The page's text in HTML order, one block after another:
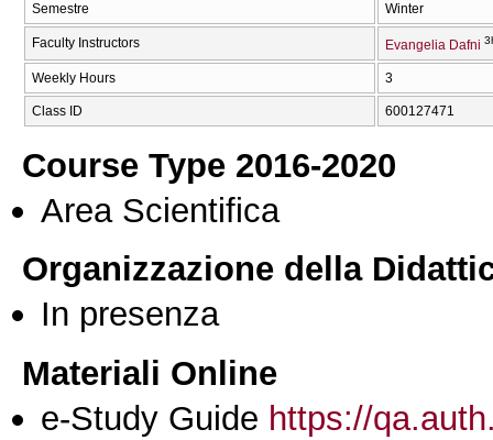
Semestre Winter
Faculty Instructors Evangelia Dafni
Weekly Hours 3
Class ID 600127471
Course Type 2016-2020
Area Scientifica
Organizzazione della
In presenza
Materiali Online
e-Study Guide https://